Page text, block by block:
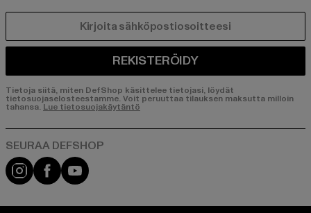
REKISTERÖIDY
Tietoja siitä, miten DefShop käsittelee tietojasi, löydät
tietosuojaselosteestamme. Voit peruuttaa tilauksen maksutta milloin
tahansa. Lue tietosuojakäytäntö
Visit our Instagram page:
Visit our Facebook page:
Visit our YouTube channel: